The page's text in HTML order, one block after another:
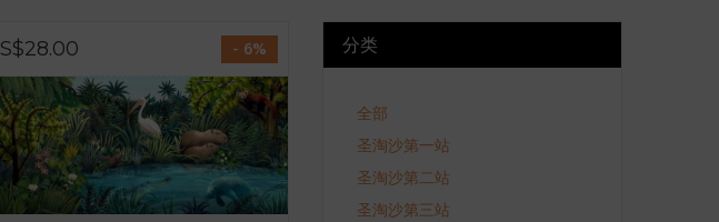
S$28.00 - 6% 分类
全部
圣淘沙第一站
圣淘沙第二站
圣淘沙第三站